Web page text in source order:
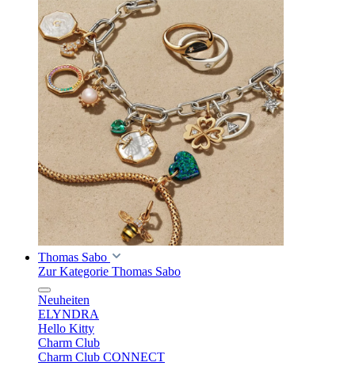
Thomas Sabo
Zur Kategorie Thomas Sabo
Neuheiten
ELYNDRA
Hello Kitty
Charm Club
Charm Club CONNECT